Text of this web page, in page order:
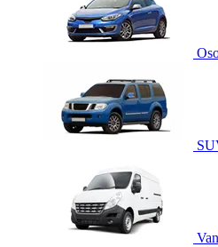
Van